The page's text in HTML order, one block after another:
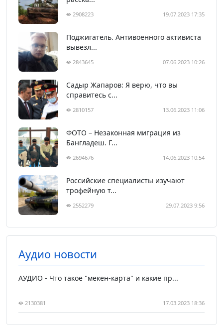
2908223 19.07.2023 17:35
Поджигатель. Антивоенного активиста
вывезл...
2843645 07.06.2023 10:26
Садыр Жапаров: Я верю, что вы
справитесь с...
2810157 13.06.2023 11:06
ФОТО – Незаконная миграция из
Бангладеш. Г...
2694676 14.06.2023 10:54
Российские специалисты изучают
трофейную т...
2552279 29.07.2023 9:56
Аудио новости
АУДИО - Что такое "мекен-карта" и какие пр...
2130381 17.03.2023 18:36